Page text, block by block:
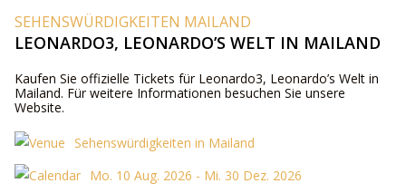
SEHENSWÜRDIGKEITEN MAILAND
LEONARDO3, LEONARDO’S WELT IN MAILAND
Kaufen Sie offizielle Tickets für Leonardo3, Leonardo’s Welt in
Mailand. Für weitere Informationen besuchen Sie unsere
Website.
Sehenswürdigkeiten in Mailand
Mo. 10 Aug. 2026 - Mi. 30 Dez. 2026